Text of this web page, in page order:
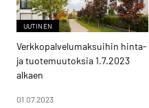
UUTINEN
Verkkopalvelumaksuihin hinta-
ja tuotemuutoksia 1.7.2023
alkaen
01.07.2023